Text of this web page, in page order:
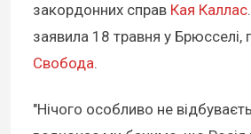
закордонних справ Кая Каллас
заявила 18 травня у Брюсселі,
Свобода.
"Нічого особливо не